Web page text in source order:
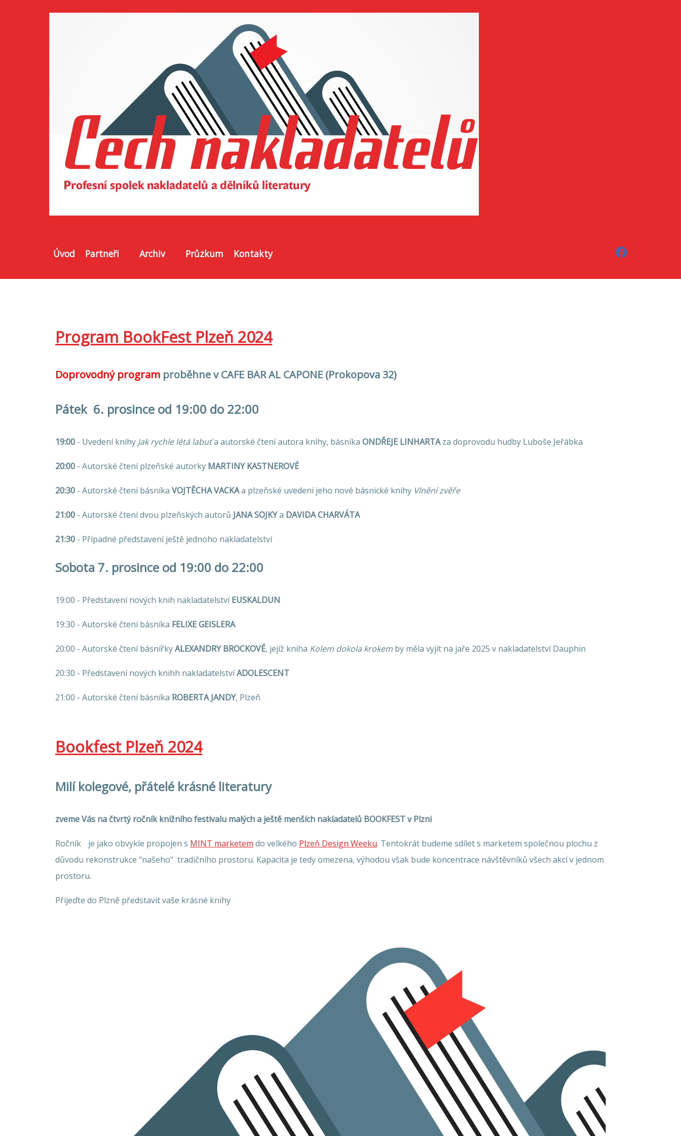
Úvod Partneři Archiv Průzkum Kontakty
Program BookFest Plzeň 2024
Doprovodný program proběhne v CAFE BAR AL CAPONE (Prokopova 32)
Pátek 6. prosince od 19:00 do 22:00
19:00 - Uvedení knihy Jak rychle létá labuťa autorské čtení autora knihy, básníka ONDŘEJE LINHARTAza doprovodu hudby Luboše Jeřábka
20:00 - Autorské čtení plzeňské autorky MARTINY KASTNEROVÉ
20:30 - Autorské čtení básníka VOJTĚCHA VACKAa plzeňské uvedení jeho nové básnické knihy Vlnění zvěře
21:00 - Autorské čtení dvou plzeňských autorů JANA SOJKYa DAVIDA CHARVÁTA
21:30 - Případné představení ještě jednoho nakladatelství
Sobota 7. prosince od 19:00 do 22:00
19:00 - Představení nových knih nakladatelstvíEUSKALDUN
19:30 - Autorské čtení básníka FELIXE GEISLERA
20:00 - Autorské čtení básnířkyALEXANDRY BROCKOVÉ, jejíž kniha Kolem dokola krokem by měla vyjít na jaře 2025 v nakladatelství Dauphin
20:30 - Představení nových knihh nakladatelstvíADOLESCENT
21:00 - Autorské čtení básníka ROBERTA JANDY, Plzeň
Bookfest Plzeň 2024
Milí kolegové, přátelé krásné literatury
zveme Vás na čtvrtý ročník knižního festivalu malých a ještě menších nakladatelů BOOKFEST v Plzni
Ročník je jako obvykle propojen s MINT marketem do velkého Plzeň Design Weeku. Tentokrát budeme sdílet s marketem společnou plochu z
důvodu rekonstrukce "našeho" tradičního prostoru. Kapacita je tedy omezena, výhodou však bude koncentrace návštěvníků všech akcí v jednom
prostoru.
Přijeďte do Plzně představit vaše krásné knihy